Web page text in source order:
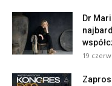
Dr
19